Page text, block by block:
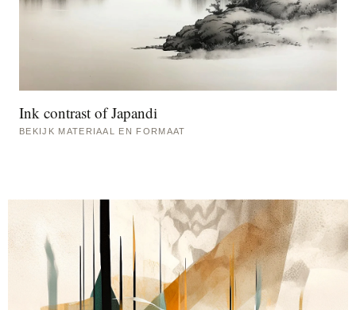
Ink contrast of Japandi
BEKIJK MATERIAAL EN FORMAAT